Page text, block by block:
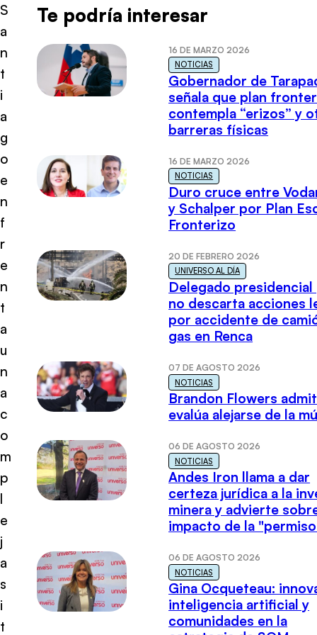
S
a
n
t
i
a
g
o
e
n
f
r
e
n
t
a
u
n
a
c
o
m
p
l
e
j
a
s
i
t
Te podría interesar
16 DE MARZO 2026
NOTICIAS
Gobernador de
señala que plan
contempla “erizos” y
barreras físicas
16 DE MARZO 2026
NOTICIAS
Duro cruce entre
y Schalper por Plan
Fronterizo
20 DE FEBRERO 2026
UNIVERSO AL DÍA
Delegado presidencial
no descarta acciones
por accidente de
gas en Renca
07 DE AGOSTO 2026
NOTICIAS
Brandon Flowers
evalúa alejarse de la
06 DE AGOSTO 2026
NOTICIAS
Andes Iron llama a dar
certeza jurídica a la
minera y advierte
impacto de la
06 DE AGOSTO 2026
NOTICIAS
Gina Ocqueteau:
inteligencia artificial y
comunidades en la